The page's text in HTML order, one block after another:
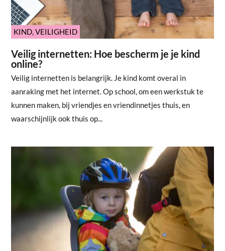
KIND ,VEILIGHEID
Veilig internetten: Hoe bescherm je je kind
online?
Veilig internetten is belangrijk. Je kind komt overal in
aanraking met het internet. Op school, om een werkstuk te
kunnen maken, bij vriendjes en vriendinnetjes thuis, en
waarschijnlijk ook thuis op...